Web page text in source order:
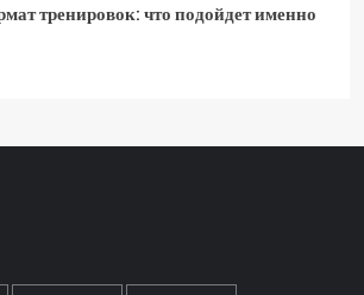
тренировок: что подойдет именно